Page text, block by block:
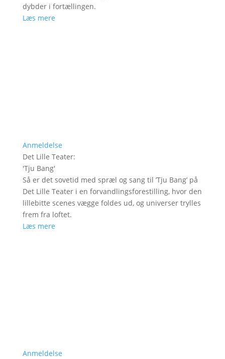
dybder i fortællingen.
Læs mere
Anmeldelse
Det Lille Teater:
'Tju Bang'
Så er det sovetid med spræl og sang til ’Tju Bang’ på
Det Lille Teater i en forvandlingsforestilling, hvor den
lillebitte scenes vægge foldes ud, og universer trylles
frem fra loftet.
Læs mere
Anmeldelse